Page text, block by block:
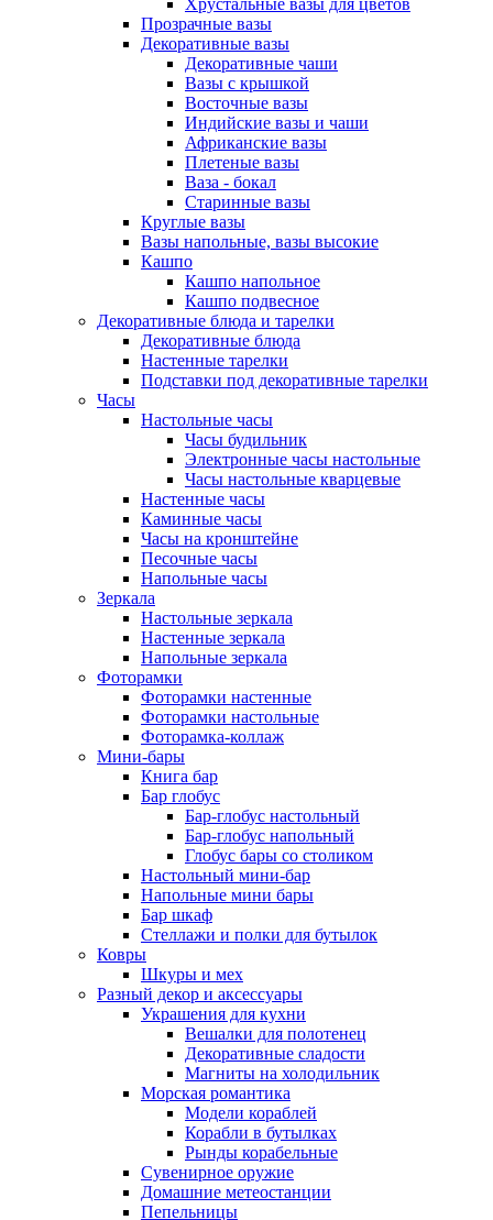
Хрустальные вазы для цветов
Прозрачные вазы
Декоративные вазы
Декоративные чаши
Вазы с крышкой
Восточные вазы
Индийские вазы и чаши
Африканские вазы
Плетеные вазы
Ваза - бокал
Старинные вазы
Круглые вазы
Вазы напольные, вазы высокие
Кашпо
Кашпо напольное
Кашпо подвесное
Декоративные блюда и тарелки
Декоративные блюда
Настенные тарелки
Подставки под декоративные тарелки
Часы
Настольные часы
Часы будильник
Электронные часы настольные
Часы настольные кварцевые
Настенные часы
Каминные часы
Часы на кронштейне
Песочные часы
Напольные часы
Зеркала
Настольные зеркала
Настенные зеркала
Напольные зеркала
Фоторамки
Фоторамки настенные
Фоторамки настольные
Фоторамка-коллаж
Мини-бары
Книга бар
Бар глобус
Бар-глобус настольный
Бар-глобус напольный
Глобус бары со столиком
Настольный мини-бар
Напольные мини бары
Бар шкаф
Стеллажи и полки для бутылок
Ковры
Шкуры и мех
Разный декор и аксессуары
Украшения для кухни
Вешалки для полотенец
Декоративные сладости
Магниты на холодильник
Морская романтика
Модели кораблей
Корабли в бутылках
Рынды корабельные
Сувенирное оружие
Домашние метеостанции
Пепельницы